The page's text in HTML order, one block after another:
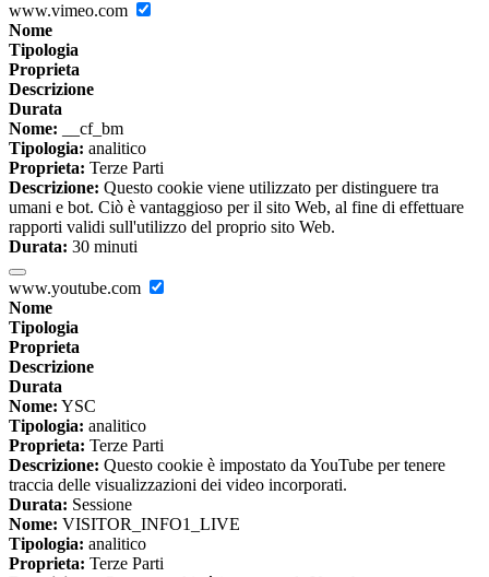
www.vimeo.com
Nome
Tipologia
Proprieta
Descrizione
Durata
Nome: __cf_bm
Tipologia: analitico
Proprieta: Terze Parti
Descrizione: Questo cookie viene utilizzato per distinguere tra
umani e bot. Ciò è vantaggioso per il sito Web, al fine di effettuare
rapporti validi sull'utilizzo del proprio sito Web.
Durata: 30 minuti
www.youtube.com
Nome
Tipologia
Proprieta
Descrizione
Durata
Nome: YSC
Tipologia: analitico
Proprieta: Terze Parti
Descrizione: Questo cookie è impostato da YouTube per tenere
traccia delle visualizzazioni dei video incorporati.
Durata: Sessione
Nome: VISITOR_INFO1_LIVE
Tipologia: analitico
Proprieta: Terze Parti